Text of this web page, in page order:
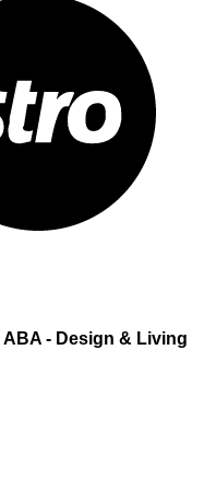
ABA - Design & Living